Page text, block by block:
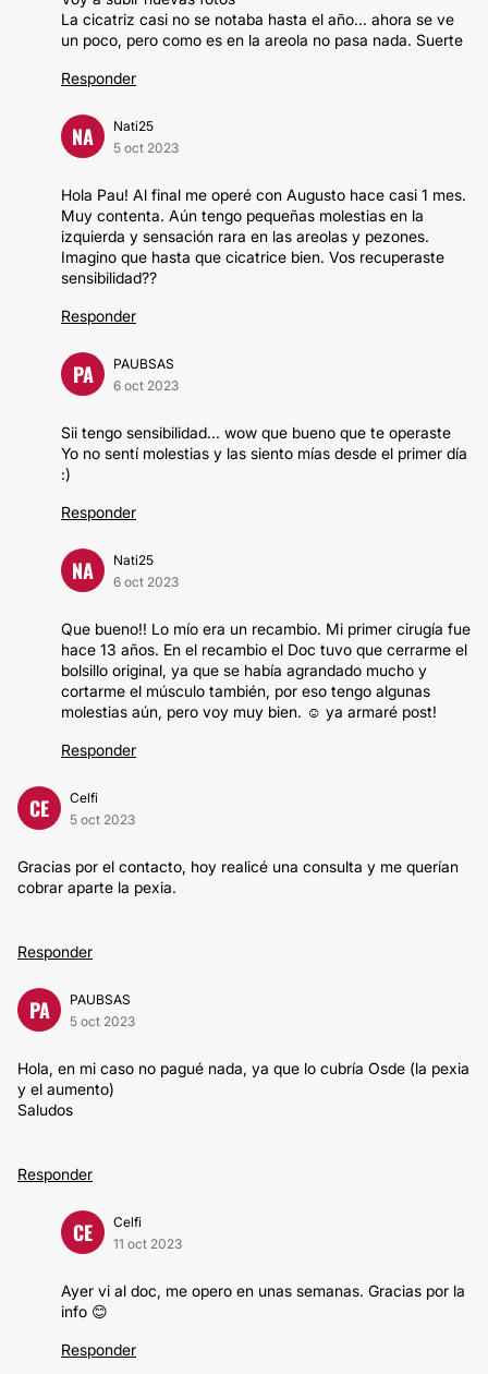
La cicatriz casi no se notaba hasta el año... ahora se ve
un poco, pero como es en la areola no pasa nada. Suerte
Responder
NA
Nati25
5 oct 2023
Hola Pau! Al final me operé con Augusto hace casi 1 mes.
Muy contenta. Aún tengo pequeñas molestias en la
izquierda y sensación rara en las areolas y pezones.
Imagino que hasta que cicatrice bien. Vos recuperaste
sensibilidad??
Responder
PA
PAUBSAS
6 oct 2023
Sii tengo sensibilidad... wow que bueno que te operaste
Yo no sentí molestias y las siento mías desde el primer día
:)
Responder
NA
Nati25
6 oct 2023
Que bueno!! Lo mío era un recambio. Mi primer cirugía fue
hace 13 años. En el recambio el Doc tuvo que cerrarme el
bolsillo original, ya que se había agrandado mucho y
cortarme el músculo también, por eso tengo algunas
molestias aún, pero voy muy bien. ☺️ ya armaré post!
Responder
CE
Celfi
5 oct 2023
Gracias por el contacto, hoy realicé una consulta y me querían
cobrar aparte la pexia.
Responder
PA
PAUBSAS
5 oct 2023
Hola, en mi caso no pagué nada, ya que lo cubría Osde (la pexia
y el aumento)
Saludos
Responder
CE
Celfi
11 oct 2023
Ayer vi al doc, me opero en unas semanas. Gracias por la
info 😊
Responder